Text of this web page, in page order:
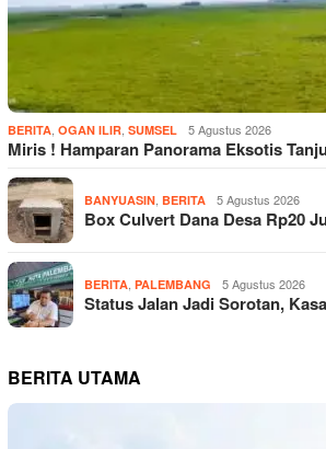
BERITA, OGAN ILIR, SUMSEL 5 Agustus 2026
Miris ! Hamparan Panorama Eksotis
BANYUASIN, BERITA 5 Agustus 2026
Box Culvert Dana Desa Rp20
BERITA, PALEMBANG 5 Agustus 2026
Status Jalan Jadi Sorotan,
BERITA UTAMA